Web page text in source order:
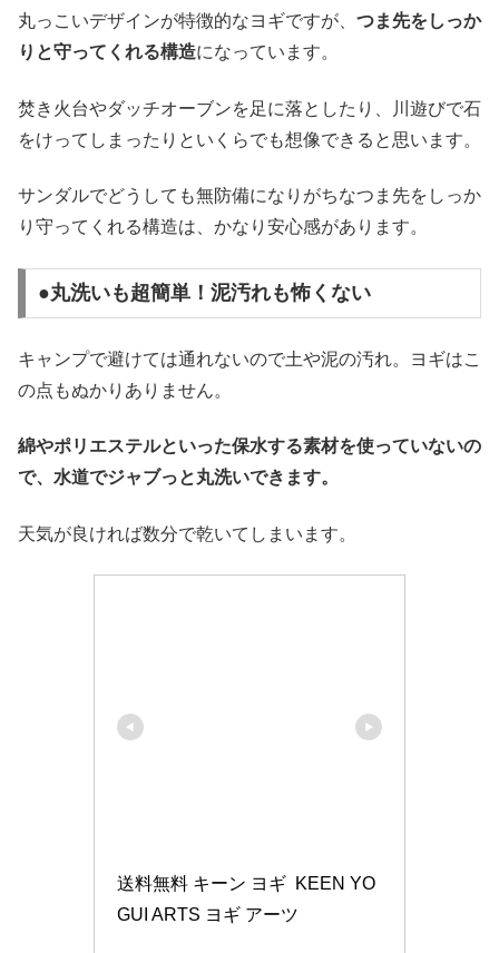
丸っこいデザインが特徴的なヨギですが、 つま先をしっか
りと守ってくれる構造になっています。
焚き火台やダッチオーブンを足に落としたり、川遊びで石
をけってしまったりといくらでも想像できると思います。
サンダルでどうしても無防備になりがちなつま先をしっか
り守ってくれる構造は、かなり安心感があります。
●丸洗いも超簡単！泥汚れも怖くない
キャンプで避けては通れないので土や泥の汚れ。ヨギはこ
の点もぬかりありません。
綿やポリエステルといった保水する素材を使っていないの
で、水道でジャブっと丸洗いできます。
天気が良ければ数分で乾いてしまいます。
送料無料 キーン ヨギ  KEEN YO
GUI ARTS ヨギ アーツ